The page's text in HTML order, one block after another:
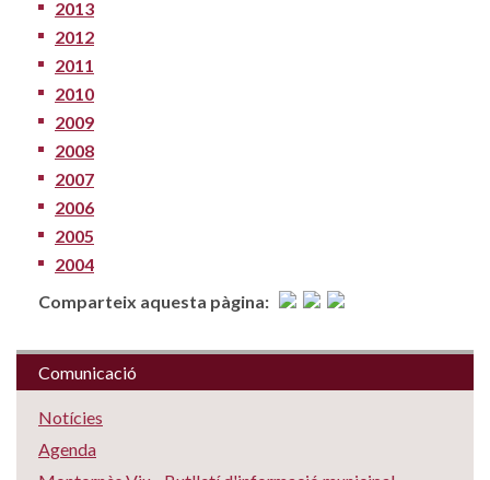
2013
2012
2011
2010
2009
2008
2007
2006
2005
2004
Comparteix aquesta pàgina:
Comunicació
Notícies
Agenda